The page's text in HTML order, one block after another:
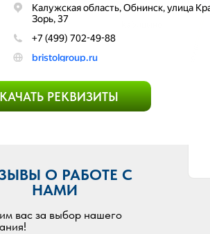
РЕКВИЗИТЫ
вас за выбор нашего
О РАБОТЕ С
НАМИ